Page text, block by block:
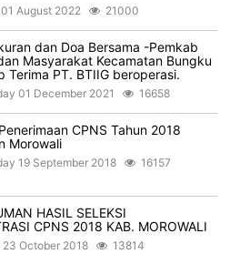
August 2022 21000
dan Doa Bersama -Pemkab
Masyarakat Kecamatan Bungku
Terima PT. BTIIG beroperasi.
01 December 2021 16658
CPNS Tahun 2018
Morowali
19 September 2018 16157
HASIL SELEKSI
CPNS 2018 KAB. MOROWALI
23 October 2018 13814